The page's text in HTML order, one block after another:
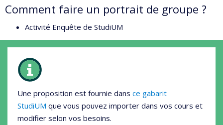
Comment faire un portrait de groupe ?
Activité Enquête de StudiUM
Une proposition est fournie dans ce gabarit
StudiUM que vous pouvez importer dans vos cours et
modifier selon vos besoins.